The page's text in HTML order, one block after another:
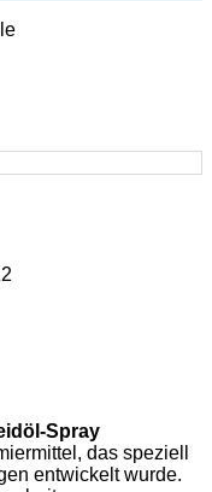
Spray
das speziell
entwickelt wurde.